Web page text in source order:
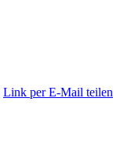
Link per E-Mail teilen